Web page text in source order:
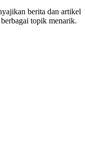
berita dan artikel
topik menarik.